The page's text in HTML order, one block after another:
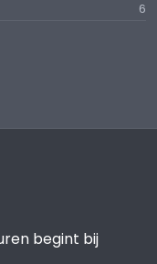
6
begint bij